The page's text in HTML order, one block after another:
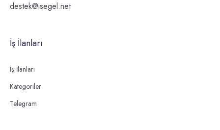
destek@isegel.net
İş İlanları
İş İlanları
Kategoriler
Telegram